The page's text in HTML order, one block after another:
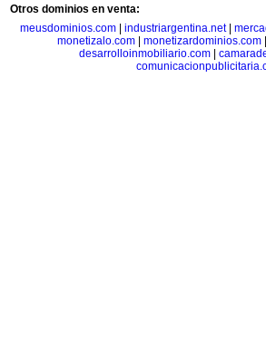
Otros dominios en venta:
meusdominios.com| industriargentina.net|
monetizalo.com| monetizardominios.com
desarrolloinmobiliario.com